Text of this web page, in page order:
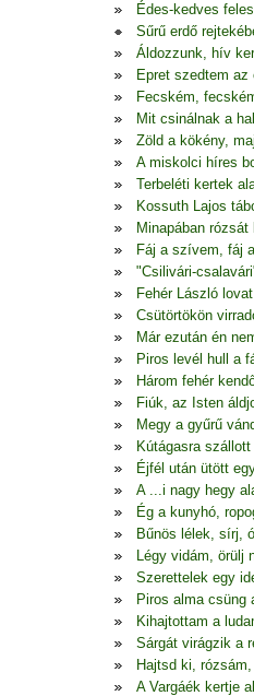
Édes-kedves
Sűrű erdő
Áldozzunk, hív
Epret szedtem az
Fecském,
Mit csinálnak a
Zöld a kökény,
A miskolci híres
Terbeléti kertek
Kossuth Lajos
Minapában rózsát
Fáj a szívem, fáj
"Csilivári-
Fehér László
Csütörtökön
Már ezután én
Piros levél hull a
Három fehér
Fiúk, az Isten
Megy a gyűrű
Kútágasra
Éjfél után ütött
A ...i nagy hegy
Ég a kunyhó,
Bűnös lélek, sírj,
Légy vidám, örülj
Szerettelek egy
Piros alma csüng
Kihajtottam a
Sárgát virágzik a
Hajtsd ki,
A Vargáék kertje